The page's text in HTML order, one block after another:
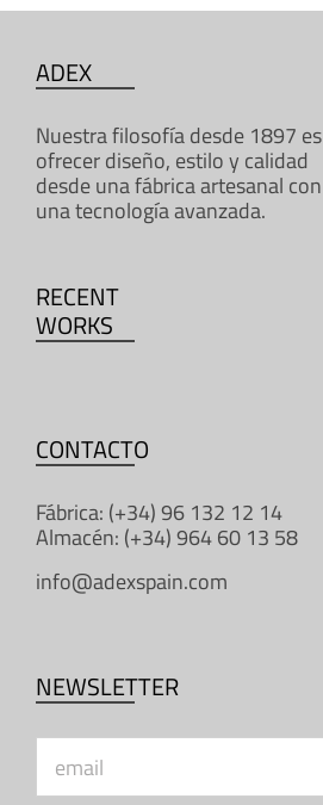
ADEX
Nuestra filosofía desde 1897 es
ofrecer diseño, estilo y calidad
desde una fábrica artesanal con
una tecnología avanzada.
RECENT
WORKS
CONTACTO
Fábrica: (+34) 96 132 12 14
Almacén: (+34) 964 60 13 58
info@adexspain.com
NEWSLETTER